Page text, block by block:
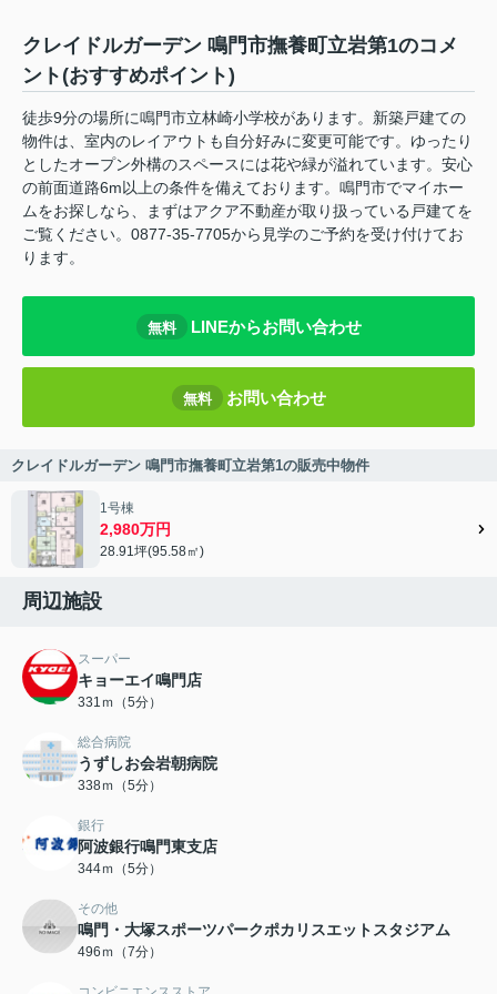
クレイドルガーデン 鳴門市撫養町立岩第1のコメ
ント(おすすめポイント)
徒歩9分の場所に鳴門市立林崎小学校があります。新築戸建ての
物件は、室内のレイアウトも自分好みに変更可能です。ゆったり
としたオープン外構のスペースには花や緑が溢れています。安心
の前面道路6m以上の条件を備えております。鳴門市でマイホー
ムをお探しなら、まずはアクア不動産が取り扱っている戸建てを
ご覧ください。0877-35-7705から見学のご予約を受け付けてお
ります。
無料 LINEからお問い合わせ
無料 お問い合わせ
クレイドルガーデン 鳴門市撫養町立岩第1の販売中物件
1号棟
2,980万円
28.91坪(95.58㎡)
周辺施設
スーパー
キョーエイ鳴門店
331ｍ（5分）
総合病院
うずしお会岩朝病院
338ｍ（5分）
銀行
阿波銀行鳴門東支店
344ｍ（5分）
その他
鳴門・大塚スポーツパークポカリスエットスタジアム
496ｍ（7分）